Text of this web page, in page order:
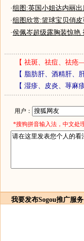
·组图:英国小姐达内丽
·组图欣赏:篮球宝贝俏
·侯佩岑超级露胸装惊艳
【 祛斑、祛痘、祛疮
【 脂肪肝、酒精肝、
【 湿疹、皮炎、荨麻
用户：
*搜狗拼音输入法，中文处
我要发布Sogou推广服务